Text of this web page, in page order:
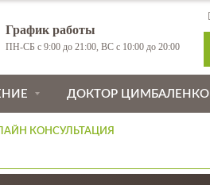
График работы
ПН-СБ с 9:00 до 21:00, ВС с 10:00 до 20:00
ДОКТОР ЦИМБАЛЕНКО
КОНСУЛЬТАЦИЯ